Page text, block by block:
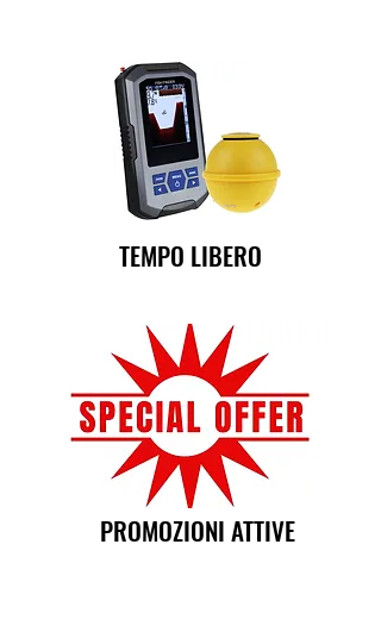
TEMPO LIBERO
PROMOZIONI ATTIVE